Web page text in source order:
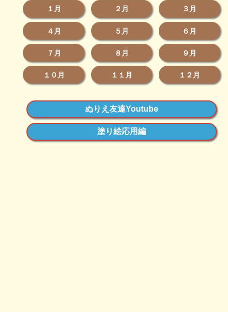
１月 ２月 ３月
４月 ５月 ６月
７月 ８月 ９月
１０月 １１月 １２月
ぬりえ友達Youtube
塗り絵応用編